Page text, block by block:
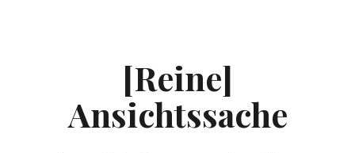
[Reine]
Ansichtssache